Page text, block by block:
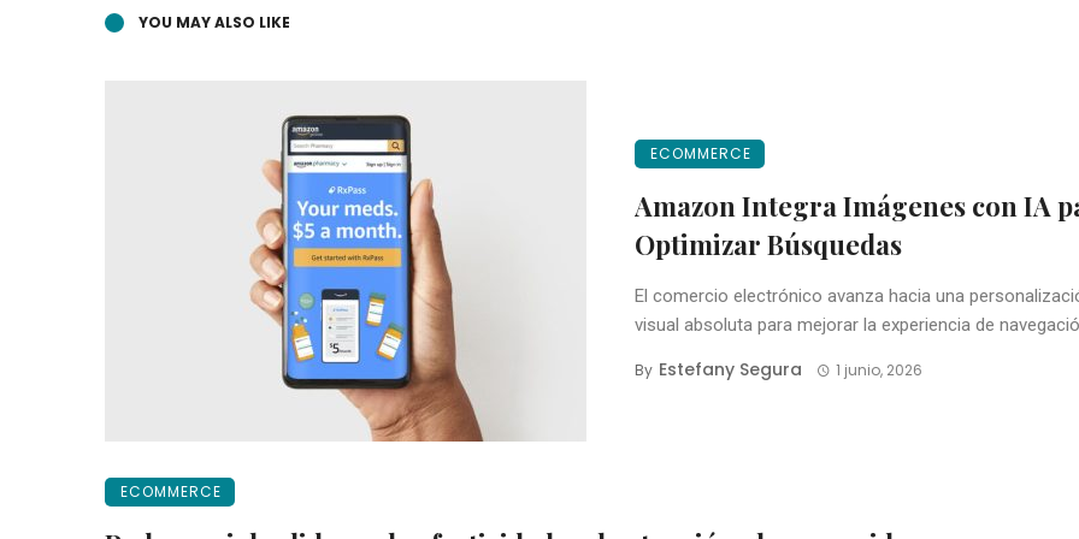
YOU MAY ALSO LIKE
ECOMMERCE
Amazon Integra Imágenes con IA
Optimizar Búsquedas
El comercio electrónico avanza hacia una
visual absoluta para mejorar la experiencia de
By Estefany Segura 1 junio, 2026
ECOMMERCE